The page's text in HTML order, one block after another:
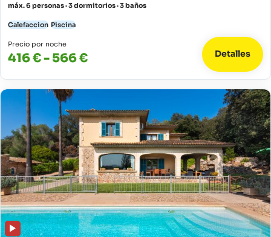
máx. 6 personas · 3 dormitorios · 3 baños
Calefaccion Piscina
Precio por noche
416 € - 566 € Detalles